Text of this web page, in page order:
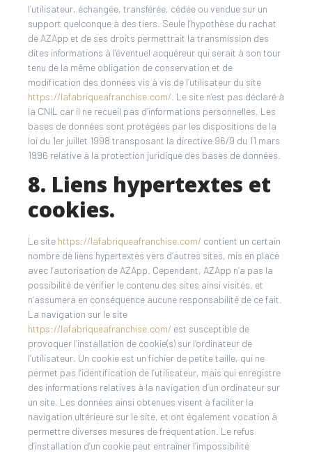
l’utilisateur, échangée, transférée, cédée ou vendue sur un
support quelconque à des tiers. Seule l’hypothèse du rachat
de AZApp et de ses droits permettrait la transmission des
dites informations à l’éventuel acquéreur qui serait à son tour
tenu de la même obligation de conservation et de
modification des données vis à vis de l’utilisateur du site
https://lafabriqueafranchise.com/ . Le site n’est pas déclaré à
la CNIL car il ne recueil pas d’informations personnelles. Les
bases de données sont protégées par les dispositions de la
loi du 1er juillet 1998 transposant la directive 96/9 du 11 mars
1996 relative à la protection juridique des bases de données.
8. Liens hypertextes et
cookies.
Le site https://lafabriqueafranchise.com/ contient un certain
nombre de liens hypertextes vers d’autres sites, mis en place
avec l’autorisation de AZApp. Cependant, AZApp n’a pas la
possibilité de vérifier le contenu des sites ainsi visités, et
n’assumera en conséquence aucune responsabilité de ce fait.
La navigation sur le site
https://lafabriqueafranchise.com/ est susceptible de
provoquer l’installation de cookie(s) sur l’ordinateur de
l’utilisateur. Un cookie est un fichier de petite taille, qui ne
permet pas l’identification de l’utilisateur, mais qui enregistre
des informations relatives à la navigation d’un ordinateur sur
un site. Les données ainsi obtenues visent à faciliter la
navigation ultérieure sur le site, et ont également vocation à
permettre diverses mesures de fréquentation. Le refus
d’installation d’un cookie peut entraîner l’impossibilité